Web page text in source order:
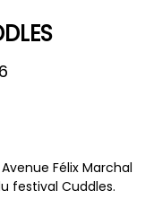
Félix Marchal
festival Cuddles.